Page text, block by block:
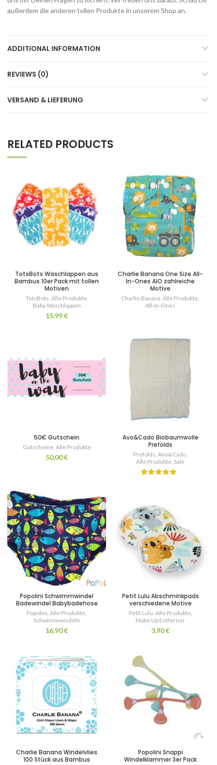
außerdem die anderen tollen Produkte in unserem Shop an.
ADDITIONAL INFORMATION
REVIEWS (0)
VERSAND & LIEFERUNG
RELATED PRODUCTS
TotsBots Waschlappen aus
Bambus 10er Pack mit tollen
Motiven
TotsBots, Alle Produkte,
Baby Waschlappen
15,99€
Charlie Banana One Size All-
In-Ones AIO zahlreiche
Motive
Charlie Banana, Alle Produkte,
All-In-Ones
50€ Gutschein
Gutscheine, Alle Produkte
50,00€
Avo&Cado Biobaumwolle
Prefolds
Prefolds, Avo&Cado,
Alle Produkte, Sale
Popolini Schwimmwindel
Badewindel Babybadehose
Popolini, Alle Produkte,
Schwimmwindeln
16,90€
Petit Lulu Abschminkpads
verschiedene Motive
Petit Lulu, Alle Produkte,
Make Up Entferner
3,90€
Charlie Banana Windelvlies
100 Stück aus Bambus
Popolini Snappi
Windelklammer 3er Pack